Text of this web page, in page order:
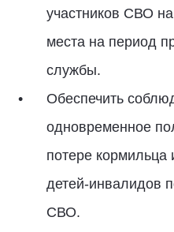
участников СВО
места на период
службы.
Обеспечить
одновременное
потере кормильца
детей-инвалидов
СВО.